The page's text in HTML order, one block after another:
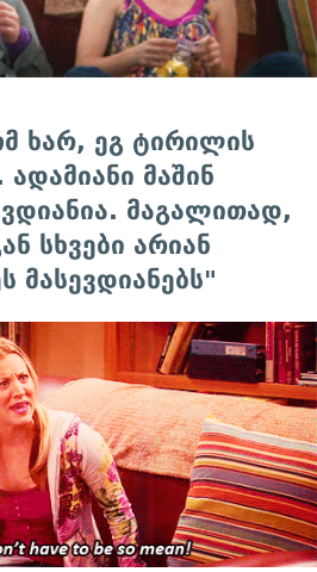
ხარ, ეგ ტირილის
მაშინ
მაგალითად,
სხვები არიან
მასევდიანებს"